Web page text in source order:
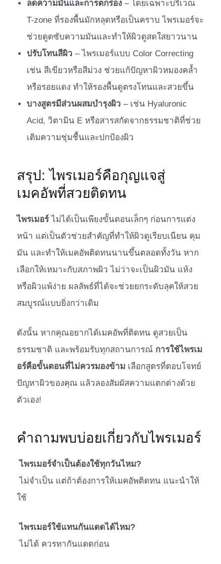
ลดความมันและการตกร่อง – โดยเฉพาะบริเวณ
T-zone ที่รองพื้นมักหลุดหรือเป็นคราบ ไพรเมอร์จะ
ช่วยดูดซับความมันและทำให้ผิวดูสดใสยาวนาน
ปรับโทนสีผิว – ไพรเมอร์แบบ Color Correcting
เช่น สีเขียวหรือสีม่วง ช่วยแก้ปัญหาผิวหมองคล้ำ
หรือรอยแดง ทำให้รองพื้นดูตรงโทนและสวยขึ้น
บางสูตรมีส่วนผสมบำรุงผิว – เช่น Hyaluronic
Acid, วิตามิน E หรือสารสกัดจากธรรมชาติที่ช่วย
เติมความชุ่มชื้นและปกป้องผิว
สรุป: ไพรเมอร์คือกุญแจสู่
เมคอัพที่สวยติดทน
ไพรเมอร์ไม่ได้เป็นเพียงขั้นตอนเล็กๆ ก่อนการแต่ง
หน้า แต่เป็นตัวช่วยสำคัญที่ทำให้ผิวดูเรียบเนียน คุม
มัน และทำให้เมคอัพติดทนนานขึ้นตลอดทั้งวัน หาก
เลือกให้เหมาะกับสภาพผิว ไม่ว่าจะเป็นผิวมัน แห้ง
หรือผิวแพ้ง่าย ผลลัพธ์ที่ได้จะช่วยยกระดับลุคให้สวย
สมบูรณ์แบบยิ่งกว่าเดิม
ดังนั้น หากคุณอยากได้เมคอัพที่ติดทน ดูสวยเป็น
ธรรมชาติ และพร้อมรับทุกสถานการณ์ การใช้ไพรเม
อร์คือขั้นตอนที่ไม่ควรมองข้าม เลือกสูตรที่ตอบโจทย์
ปัญหาผิวของคุณ แล้วลองสัมผัสความแตกต่างด้วย
ตัวเอง!
คำถามพบบ่อยเกี่ยวกับไพรเมอร์
ไพรเมอร์จำเป็นต้องใช้ทุกวันไหม?
ไม่จำเป็น แต่ถ้าต้องการให้เมคอัพติดทน แนะนำให้
ใช้
ไพรเมอร์ใช้แทนกันแดดได้ไหม?
ไม่ได้ ควรทากันแดดก่อน